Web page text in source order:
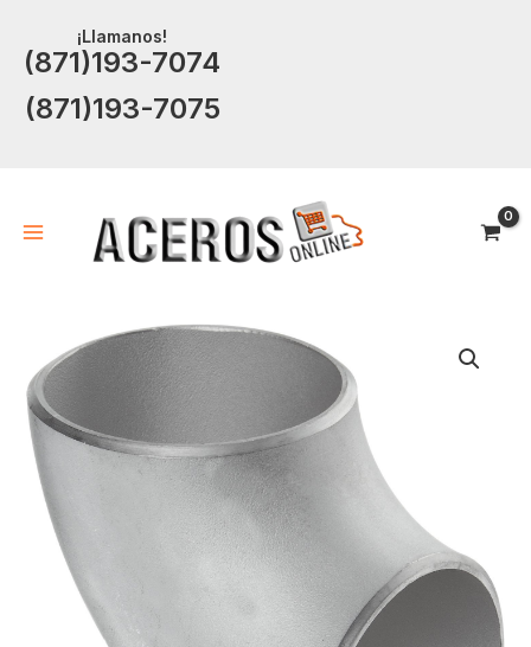
contenido
¡Llamanos!
(871)193-7074
(871)193-7075